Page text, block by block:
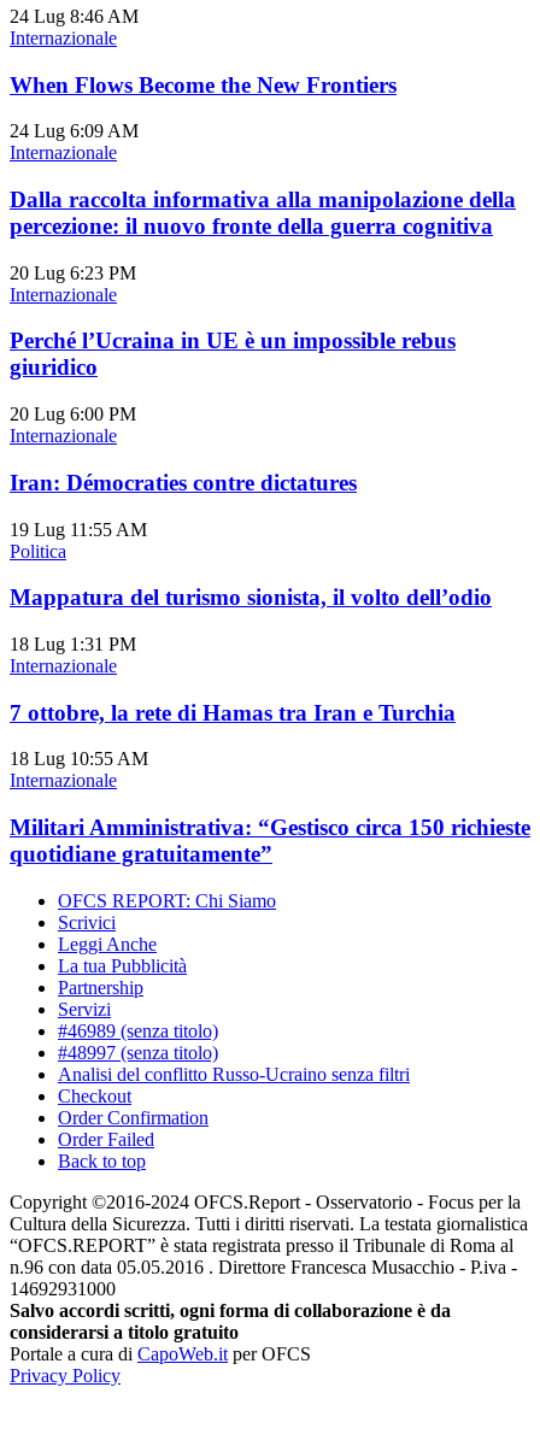
24 Lug 8:46 AM
Internazionale
When Flows Become the New Frontiers
24 Lug 6:09 AM
Internazionale
Dalla raccolta informativa alla manipolazione della
percezione: il nuovo fronte della guerra cognitiva
20 Lug 6:23 PM
Internazionale
Perché l’Ucraina in UE è un impossible rebus
giuridico
20 Lug 6:00 PM
Internazionale
Iran: Démocraties contre dictatures
19 Lug 11:55 AM
Politica
Mappatura del turismo sionista, il volto dell’odio
18 Lug 1:31 PM
Internazionale
7 ottobre, la rete di Hamas tra Iran e Turchia
18 Lug 10:55 AM
Internazionale
Militari Amministrativa: “Gestisco circa 150 richieste
quotidiane gratuitamente”
OFCS REPORT: Chi Siamo
Scrivici
Leggi Anche
La tua Pubblicità
Partnership
Servizi
#46989 (senza titolo)
#48997 (senza titolo)
Analisi del conflitto Russo-Ucraino senza filtri
Checkout
Order Confirmation
Order Failed
Back to top
Copyright ©2016-2024 OFCS.Report - Osservatorio - Focus per la
Cultura della Sicurezza. Tutti i diritti riservati. La testata giornalistica
“OFCS.REPORT” è stata registrata presso il Tribunale di Roma al
n.96 con data 05.05.2016 . Direttore Francesca Musacchio - P.iva -
14692931000
Salvo accordi scritti, ogni forma di collaborazione è da
considerarsi a titolo gratuito
Portale a cura di CapoWeb.it per OFCS
Privacy Policy